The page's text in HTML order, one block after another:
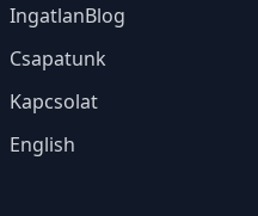
IngatlanBlog
Csapatunk
Kapcsolat
English